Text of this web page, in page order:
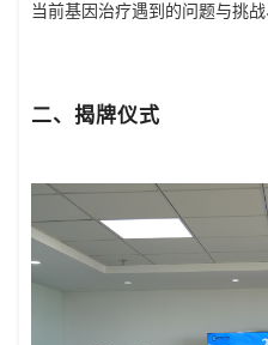
当前基因治疗遇到的问题与挑
二、揭牌仪式